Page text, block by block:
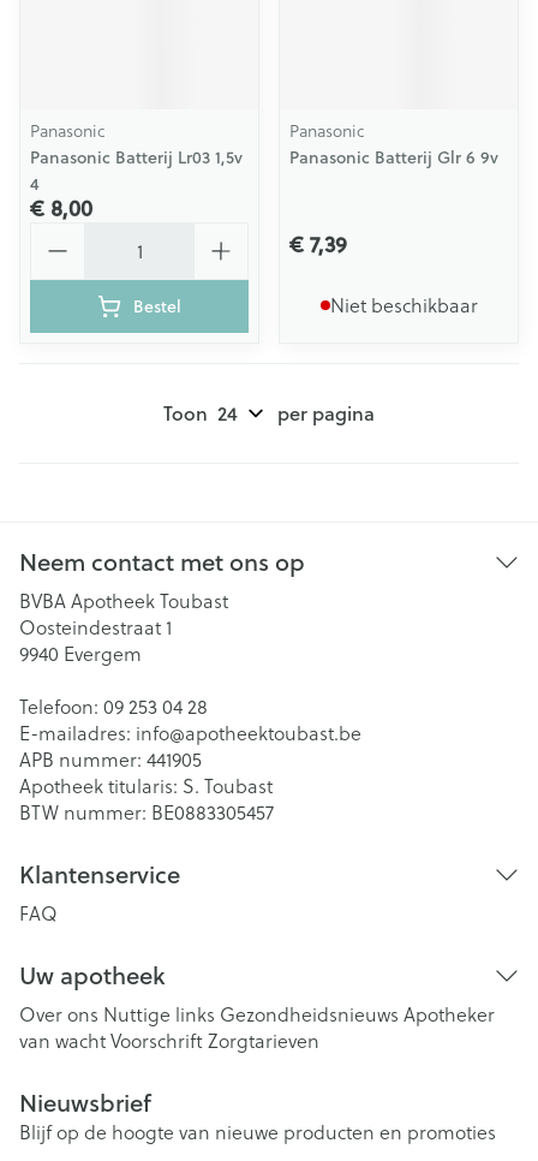
Panasonic
Panasonic Batterij Lr03 1,5v
4
€ 8,00
Bestel
Panasonic
Panasonic Batterij Glr 6 9v
€ 7,39
Niet beschikbaar
Toon per pagina
Neem contact met ons op
BVBA Apotheek Toubast
Oosteindestraat 1
9940 Evergem
Telefoon: 09 253 04 28
E-mailadres: info@apotheektoubast.be
APB nummer: 441905
Apotheek titularis: S. Toubast
BTW nummer: BE0883305457
Klantenservice
FAQ
Uw apotheek
Over ons Nuttige links Gezondheidsnieuws Apotheker
van wachtVoorschriftZorgtarieven
Nieuwsbrief
Blijf op de hoogte van nieuwe producten en promoties